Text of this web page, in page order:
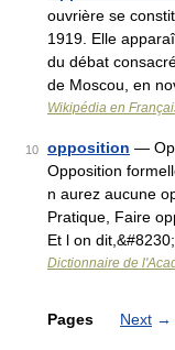
ouvrière se
1919. Elle
du débat
de Moscou, en
Wikipédia en
10 opposition —
Opposition
n aurez aucune
Pratique, Faire
Et l on
Dictionnaire de
Pages Next →